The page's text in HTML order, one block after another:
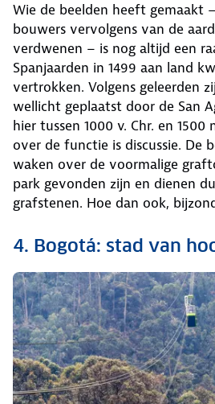
Wie de beelden heeft gemaakt
bouwers vervolgens van de
verdwenen – is nog altijd een
Spanjaarden in 1499 aan land
vertrokken. Volgens geleerden
wellicht geplaatst door de San
hier tussen 1000 v. Chr. en 1500
over de functie is discussie. De
waken over de voormalige
park gevonden zijn en dienen
grafstenen. Hoe dan ook,
4. Bogotá: stad van